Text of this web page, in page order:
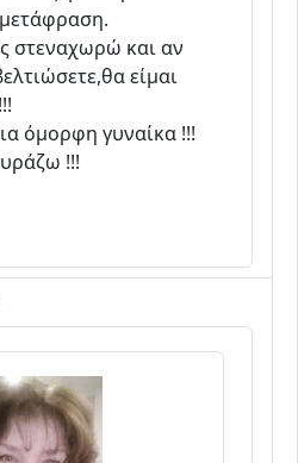
στεναχωρώ και αν
είμαι
όμορφη γυναίκα !!!
!!!